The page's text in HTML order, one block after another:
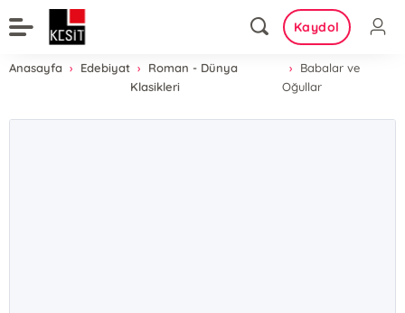
Kaydol
Anasayfa Edebiyat
Roman - Dünya
Klasikleri
Babalar ve
Oğullar